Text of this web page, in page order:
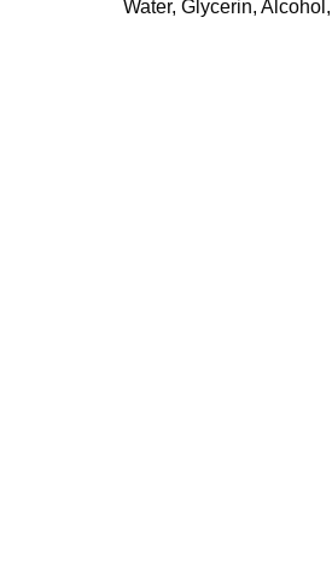
Water, Glycerin,